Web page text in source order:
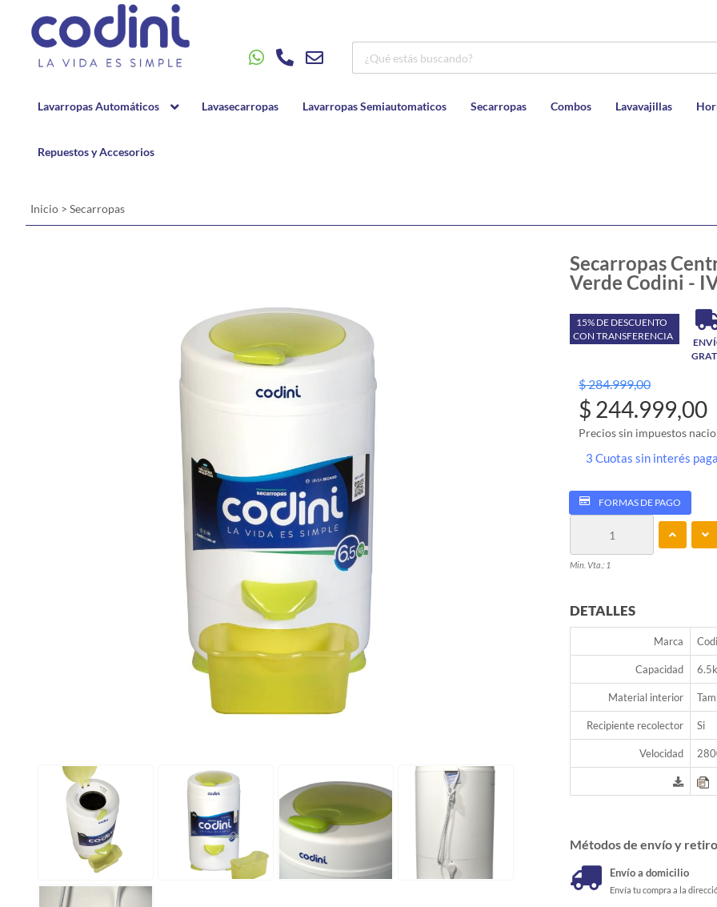
Lavarropas Automáticos Lavasecarropas Lavarropas Semiautomaticos Secarropas Combos Lavavajillas
Repuestos y Accesorios
Inicio > Secarropas
Secarropas
Verde Codini -
15% DE DESCUENTO
CON TRANSFERENCIA
$ 284.999,00
$ 244.999,00
Precios sin impuestos
3 Cuotas sin interés
FORMAS DE PAGO
Min. Vta.: 1
DETALLES
Marca
Capacidad
Material interior
Recipiente recolector Si
Velocidad
Métodos de envío y retiro
Envío a domicilio
Envía tu compra a la